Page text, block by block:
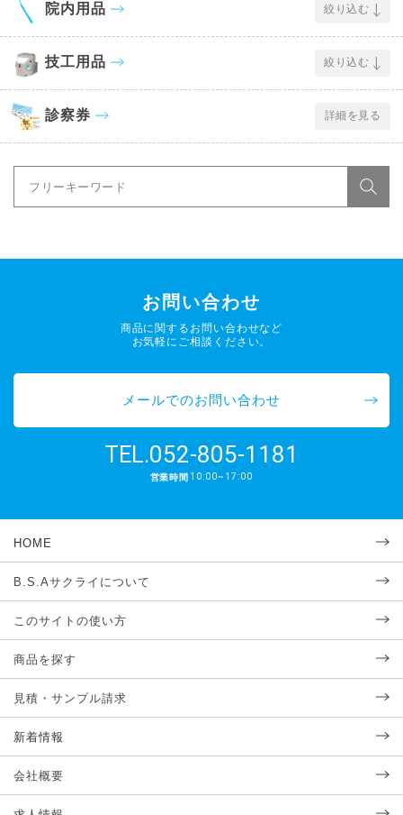
院内用品 絞り込む
技工用品 絞り込む
診察券 詳細を見る
お問い合わせ
商品に関するお問い合わせなど
お気軽にご相談ください。
メールでのお問い合わせ
TEL.052-805-1181
営業時間 10:00~17:00
HOME
B.S.Aサクライについて
このサイトの使い方
商品を探す
見積・サンプル請求
新着情報
会社概要